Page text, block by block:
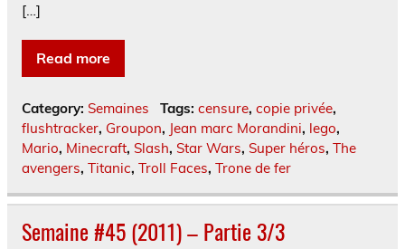
[…]
Read more
Category: Semaines Tags: censure, copie privée,
flushtracker, Groupon, Jean marc Morandini, lego,
Mario, Minecraft, Slash, Star Wars, Super héros, The
avengers, Titanic, Troll Faces, Trone de fer
Semaine #45 (2011) – Partie 3/3